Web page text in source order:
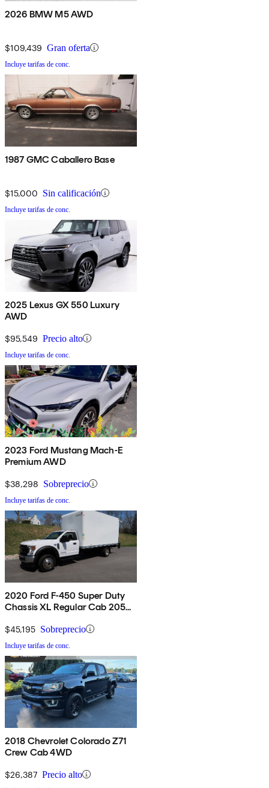
2026 BMW M5 AWD
$109,439 Gran oferta
Incluye tarifas de conc.
1987 GMC Caballero Base
$15,000 Sin calificación
Incluye tarifas de conc.
2025 Lexus GX 550 Luxury
AWD
$95,549 Precio alto
Incluye tarifas de conc.
2023 Ford Mustang Mach-E
Premium AWD
$38,298 Sobreprecio
Incluye tarifas de conc.
2020 Ford F-450 Super Duty
Chassis XL Regular Cab 205
$45,195 Sobreprecio
Incluye tarifas de conc.
2018 Chevrolet Colorado Z71
Crew Cab 4WD
$26,387 Precio alto